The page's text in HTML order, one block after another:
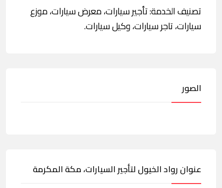
تصنيف الخدمة: تأجير سيارات، معرض سيارات، موزع
سيارات، تاجر سيارات، وكيل سيارات.
الصور
عنوان رواد الخيول لتأجير السيارات، مكة المكرمة